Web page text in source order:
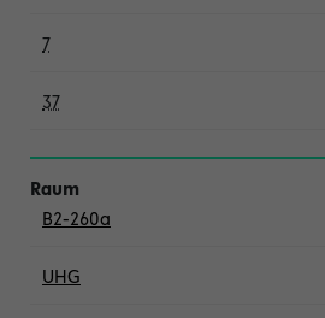
7
37
B2-260a
UHG